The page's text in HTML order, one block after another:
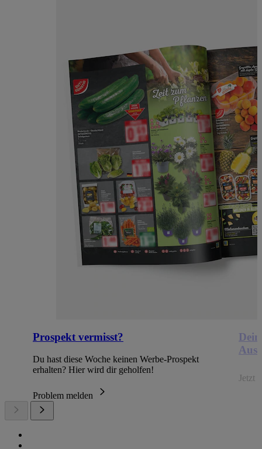
Prospekt vermisst?
Du hast diese Woche keinen Werbe-Prospekt
erhalten? Hier wird dir geholfen!
Problem melden
Jetzt